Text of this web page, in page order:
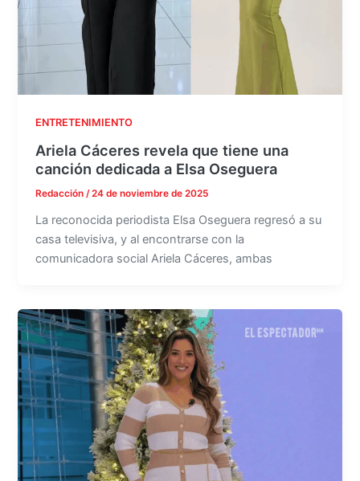
ENTRETENIMIENTO
Ariela Cáceres revela que tiene una
canción dedicada a Elsa Oseguera
Redacción /24 de noviembre de 2025
La reconocida periodista Elsa Oseguera regresó a su
casa televisiva, y al encontrarse con la
comunicadora social Ariela Cáceres, ambas